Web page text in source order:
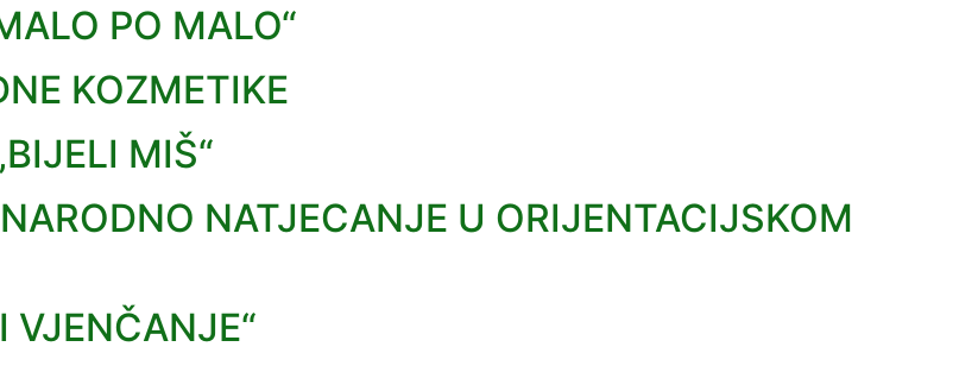
PO MALO“
KOZMETIKE
MIŠ“
NATJECANJE U ORIJENTACIJSKOM
VJENČANJE“